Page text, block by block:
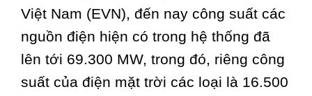
Việt Nam (EVN), đến nay công suất các
nguồn điện hiện có trong hệ thống đã
lên tới 69.300 MW, trong đó, riêng công
suất của điện mặt trời các loại là 16.500